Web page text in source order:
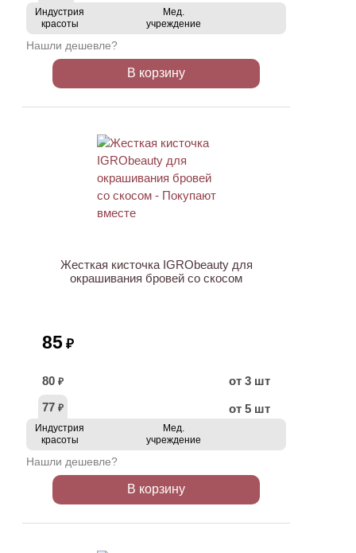
Индустрия
красоты
Мед.
учреждение
Нашли дешевле?
В корзину
Жесткая кисточка IGRObeauty для
окрашивания бровей со скосом
85 ₽
80 ₽
от 3 шт
77 ₽ от 5 шт
Индустрия
красоты
Мед.
учреждение
Нашли дешевле?
В корзину